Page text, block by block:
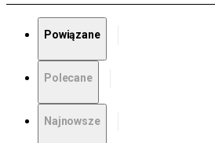
Powiązane
Polecane
Najnowsze